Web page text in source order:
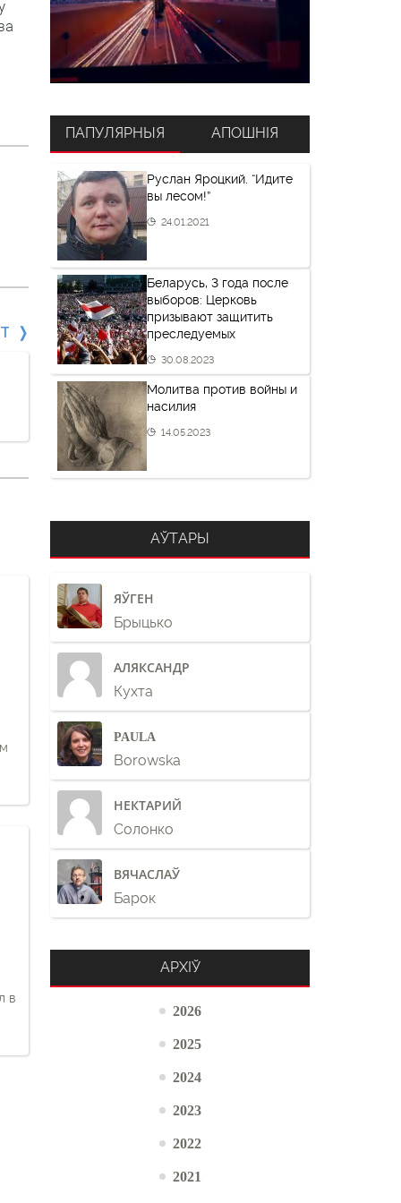
в
ПАПУЛЯРНЫЯ
Руслан Яроцкий. “Идите
вы лесом!”
24.01.2021
Беларусь, 3 года после
выборов: Церковь
призывают защитить
преследуемых
30.08.2023
Молитва против войны и
насилия
14.05.2023
АПОШНІЯ
АЎТАРЫ
ЯЎГЕН
Брыцько
АЛЯКСАНДР
Кухта
PAULA
Borowska
НЕКТАРИЙ
Солонко
ВЯЧАСЛАЎ
Барок
АРХІЎ
2026
2025
2024
2023
2022
2021